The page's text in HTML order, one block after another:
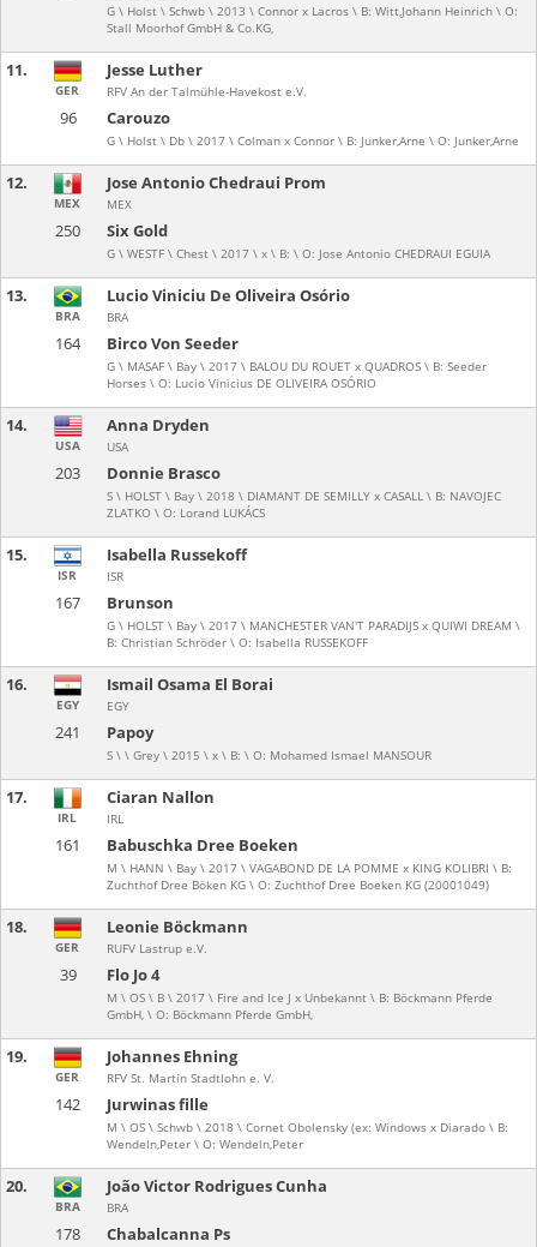
G \ Holst \ Schwb \ 2013 \ Connor x Lacros \ B: Witt,Johann Heinrich \ O:
Stall Moorhof GmbH & Co.KG,
11.
96 Carouzo
G \ Holst \ Db \ 2017 \ Colman x Connor \ B: Junker,Arne \ O: Junker,Arne
GER
Jesse Luther
RFV An der Talmühle-Havekost e.V.
12.
250 Six Gold
G \ WESTF \ Chest \ 2017 \ x \ B: \ O: Jose Antonio CHEDRAUI EGUIA
MEX
Jose Antonio Chedraui Prom
MEX
13.
164 Birco Von Seeder
G \ MASAF \ Bay \ 2017 \ BALOU DU ROUET x QUADROS \ B: Seeder
Horses \ O: Lucio Vinicius DE OLIVEIRA OSÓRIO
BRA
Lucio Viniciu De Oliveira Osório
BRA
14.
203 Donnie Brasco
S \ HOLST \ Bay \ 2018 \ DIAMANT DE SEMILLY x CASALL \ B: NAVOJEC
ZLATKO \ O: Lorand LUKÁCS
USA
Anna Dryden
USA
15.
167 Brunson
G \ HOLST \ Bay \ 2017 \ MANCHESTER VAN'T PARADIJS x QUIWI DREAM \
B: Christian Schröder \ O: Isabella RUSSEKOFF
ISR
Isabella Russekoff
ISR
16.
241 Papoy
S \ \ Grey \ 2015 \ x \ B: \ O: Mohamed Ismael MANSOUR
EGY
Ismail Osama El Borai
EGY
17.
161 Babuschka Dree Boeken
M \ HANN \ Bay \ 2017 \ VAGABOND DE LA POMME x KING KOLIBRI \ B:
Zuchthof Dree Böken KG \ O: Zuchthof Dree Boeken KG (20001049)
IRL
Ciaran Nallon
IRL
18.
39 Flo Jo 4
M \ OS \ B \ 2017 \ Fire and Ice J x Unbekannt \ B: Böckmann Pferde
GmbH, \ O: Böckmann Pferde GmbH,
GER
Leonie Böckmann
RUFV Lastrup e.V.
19.
142 Jurwinas fille
M \ OS \ Schwb \ 2018 \ Cornet Obolensky (ex: Windows x Diarado \ B:
Wendeln,Peter \ O: Wendeln,Peter
GER
Johannes Ehning
RFV St. Martin Stadtlohn e. V.
20.
178 Chabalcanna Ps
BRA
João Victor Rodrigues Cunha
BRA